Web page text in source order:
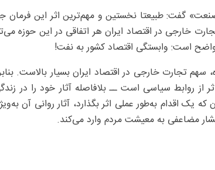
گفت: طبیعتا نخستین و مهم‌ترین اثر این فرمان
خارجی در اقتصاد ایران هر اتفاقی در این حوزه
واضح است: وابستگی اقتصاد کشور به نفت!
تجارت خارجی در اقتصاد ایران بسیار بالاست.
روابط سیاسی است ــ بلافاصله آثار خود را در
به‌طور عملی اثر بگذارد، آثار روانی آن
مضاعفی به معیشت مردم وارد می‌کند.